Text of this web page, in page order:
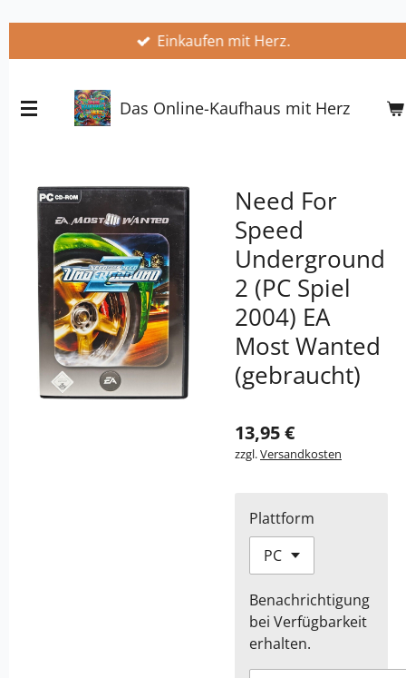
springen
Einkaufen mit Herz.
Das Online-Kaufhaus mit Herz
Need For
Speed
Underground
2 (PC Spiel
2004) EA
Most Wanted
(gebraucht)
13,95 €
zzgl.Versandkosten
Plattform
Benachrichtigung
bei Verfügbarkeit
erhalten.